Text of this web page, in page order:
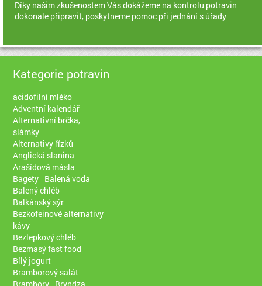
Díky našim zkušenostem Vás dokážeme na kontrolu potravin
dokonale připravit, poskytneme pomoc při jednání s úřady
Kategorie potravin
acidofilní mléko
Adventní kalendář
Alternativní brčka,
slámky
Alternativy řízků
Anglická slanina
Arašídová másla
Bagety Balená voda
Balený chléb
Balkánský sýr
Bezkofeinové alternativy
kávy
Bezlepkový chléb
Bezmasý fast food
Bílý jogurt
Bramborový salát
Brambory Bryndza